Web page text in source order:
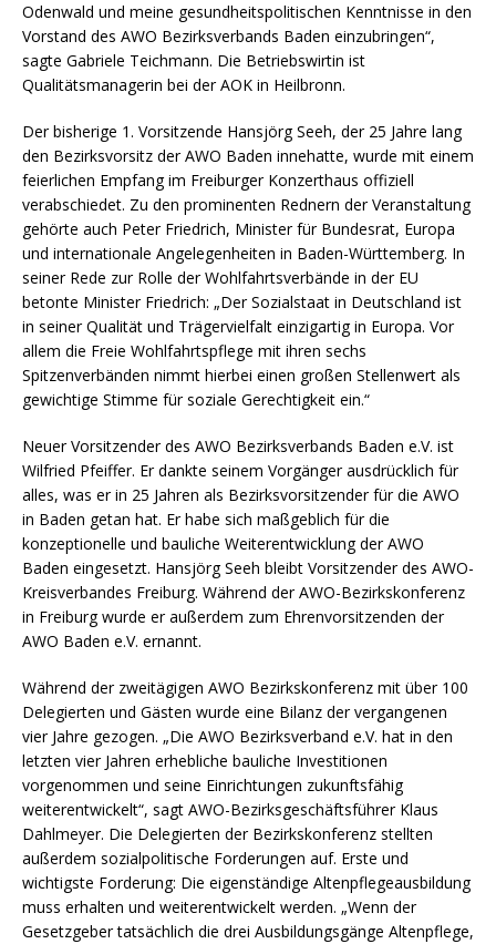
Odenwald und meine gesundheitspolitischen Kenntnisse in den
Vorstand des AWO Bezirksverbands Baden einzubringen“,
sagte Gabriele Teichmann. Die Betriebswirtin ist
Qualitätsmanagerin bei der AOK in Heilbronn.
Der bisherige 1. Vorsitzende Hansjörg Seeh, der 25 Jahre lang
den Bezirksvorsitz der AWO Baden innehatte, wurde mit einem
feierlichen Empfang im Freiburger Konzerthaus offiziell
verabschiedet. Zu den prominenten Rednern der Veranstaltung
gehörte auch Peter Friedrich, Minister für Bundesrat, Europa
und internationale Angelegenheiten in Baden-Württemberg. In
seiner Rede zur Rolle der Wohlfahrtsverbände in der EU
betonte Minister Friedrich: „Der Sozialstaat in Deutschland ist
in seiner Qualität und Trägervielfalt einzigartig in Europa. Vor
allem die Freie Wohlfahrtspflege mit ihren sechs
Spitzenverbänden nimmt hierbei einen großen Stellenwert als
gewichtige Stimme für soziale Gerechtigkeit ein.“
Neuer Vorsitzender des AWO Bezirksverbands Baden e.V. ist
Wilfried Pfeiffer. Er dankte seinem Vorgänger ausdrücklich für
alles, was er in 25 Jahren als Bezirksvorsitzender für die AWO
in Baden getan hat. Er habe sich maßgeblich für die
konzeptionelle und bauliche Weiterentwicklung der AWO
Baden eingesetzt. Hansjörg Seeh bleibt Vorsitzender des AWO-
Kreisverbandes Freiburg. Während der AWO-Bezirkskonferenz
in Freiburg wurde er außerdem zum Ehrenvorsitzenden der
AWO Baden e.V. ernannt.
Während der zweitägigen AWO Bezirkskonferenz mit über 100
Delegierten und Gästen wurde eine Bilanz der vergangenen
vier Jahre gezogen. „Die AWO Bezirksverband e.V. hat in den
letzten vier Jahren erhebliche bauliche Investitionen
vorgenommen und seine Einrichtungen zukunftsfähig
weiterentwickelt“, sagt AWO-Bezirksgeschäftsführer Klaus
Dahlmeyer. Die Delegierten der Bezirkskonferenz stellten
außerdem sozialpolitische Forderungen auf. Erste und
wichtigste Forderung: Die eigenständige Altenpflegeausbildung
muss erhalten und weiterentwickelt werden. „Wenn der
Gesetzgeber tatsächlich die drei Ausbildungsgänge Altenpflege,